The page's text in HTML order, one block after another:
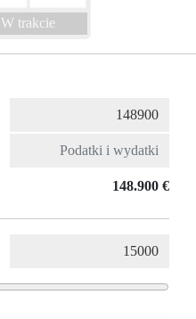
W trakcie
148.900 €